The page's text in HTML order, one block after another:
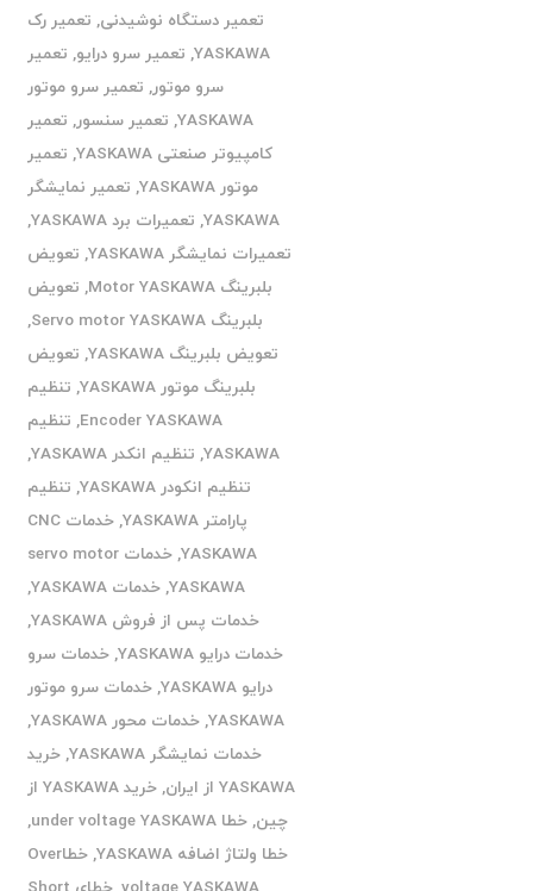
تعمیر دستگاه نوشیدنی, تعمیر رک
YASKAWA
, تعمیر سرو درایو, تعمیر
سرو موتور, تعمیر سرو موتور
YASKAWA
, تعمیر سنسور, تعمیر
کامپیوتر صنعتی YASKAWA
, تعمیر
موتور YASKAWA
, تعمیر نمایشگر
YASKAWA
, تعمیرات برد YASKAWA
,
تعمیرات نمایشگر YASKAWA
, تعویض
بلبرینگ Motor YASKAWA
, تعویض
بلبرینگ Servo motor YASKAWA
,
تعویض بلبرینگ YASKAWA
, تعویض
بلبرینگ موتور YASKAWA
, تنظیم
Encoder YASKAWA
, تنظیم
YASKAWA
, تنظیم انکدر YASKAWA
,
تنظیم انکودر YASKAWA
, تنظیم
پارامتر YASKAWA
,
خدمات CNC
YASKAWA
,
خدمات servo motor
YASKAWA
,خدمات YASKAWA
,
خدمات پس از فروش YASKAWA
,
خدمات درایو YASKAWA
,خدمات سرو
درایو YASKAWA
,خدمات سرو موتور
YASKAWA
,خدمات محور YASKAWA
,
خدمات نمایشگر YASKAWA
,خرید
YASKAWA از ایران
,
خرید YASKAWA از
چین,خطا under voltage YASKAWA
,
خطا ولتاژ اضافه YASKAWA
,
خطاOver